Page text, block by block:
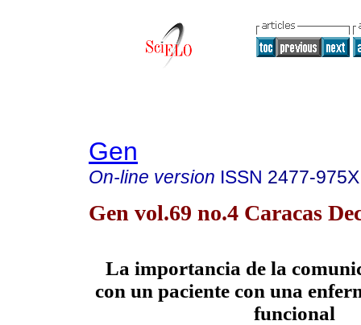
Gen
On-line version ISSN 2477-975X
Gen vol.69 no.4 Caracas
La importancia de la
con un paciente con una
funcional